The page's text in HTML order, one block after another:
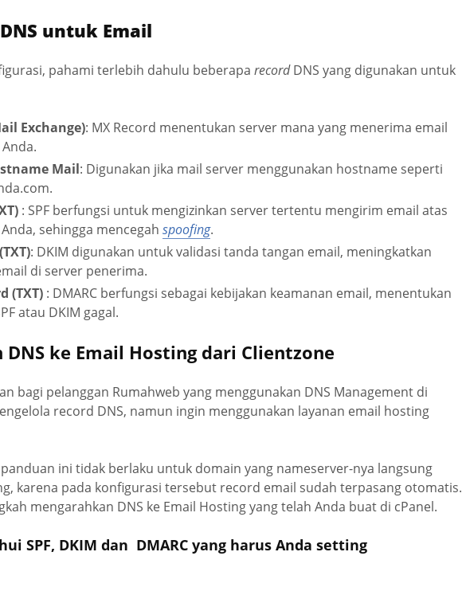
untuk Email
pahami terlebih dahulu beberapa recordDNS yang digunakan untuk
Exchange): MX Record menentukan server mana yang menerima email
Mail: Digunakan jika mail server menggunakan hostname seperti
: SPF berfungsi untuk mengizinkan server tertentu mengirim email atas
sehingga mencegah spoofing.
: DKIM digunakan untuk validasi tanda tangan email, meningkatkan
di server penerima.
(TXT) : DMARC berfungsi sebagai kebijakan keamanan email, menentukan
atau DKIM gagal.
DNS ke Email Hosting dari Clientzone
bagi pelanggan Rumahweb yang menggunakan DNS Management di
record DNS, namun ingin menggunakan layanan email hosting
ini tidak berlaku untuk domain yang nameserver-nya langsung
karena pada konfigurasi tersebut record email sudah terpasang otomatis.
mengarahkan DNS ke Email Hosting yang telah Anda buat di cPanel.
SPF, DKIM dan DMARC yang harus Anda setting